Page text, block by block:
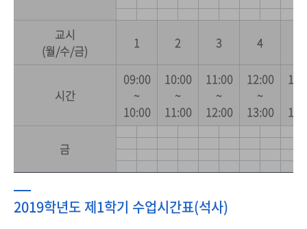
교시
(월/수/금)
1 2 3 4
시간
09:00
~
10:00
10:00
~
11:00
11:00
~
12:00
12:00
~
13:00
금
2019학년도 제1학기 수업시간표(석사)